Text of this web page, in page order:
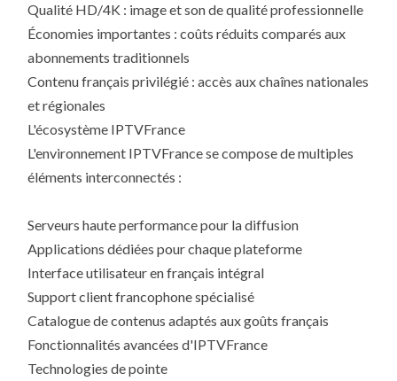
Qualité HD/4K : image et son de qualité professionnelle
Économies importantes : coûts réduits comparés aux
abonnements traditionnels
Contenu français privilégié : accès aux chaînes nationales
et régionales
L'écosystème IPTVFrance
L'environnement IPTVFrance se compose de multiples
éléments interconnectés :
Serveurs haute performance pour la diffusion
Applications dédiées pour chaque plateforme
Interface utilisateur en français intégral
Support client francophone spécialisé
Catalogue de contenus adaptés aux goûts français
Fonctionnalités avancées d'IPTVFrance
Technologies de pointe